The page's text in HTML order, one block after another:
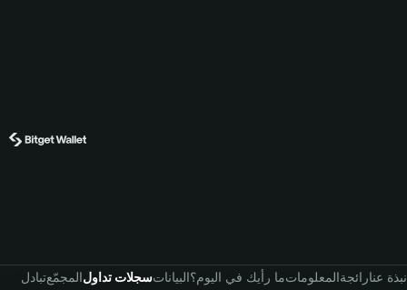
تبادلالمجمّعسجلات تداولالبياناتما رأيك في اليوم؟المعلوماترائجةنبذة عنا